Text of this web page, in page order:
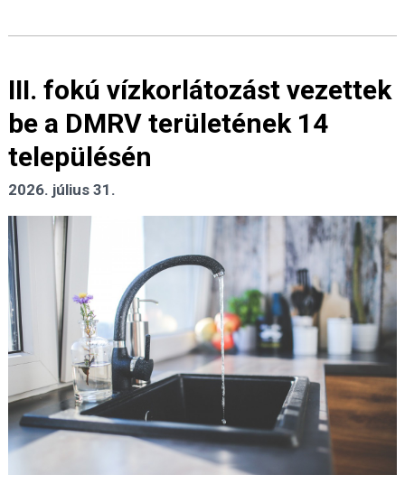
III. fokú vízkorlátozást vezettek
be a DMRV területének 14
településén
2026. július 31.